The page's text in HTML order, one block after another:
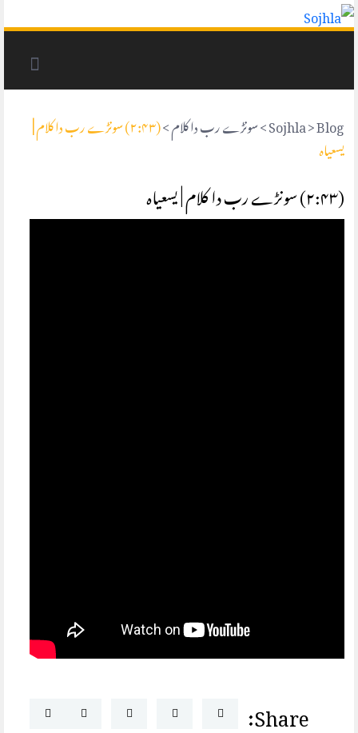
Sojhla>Blog
>سونڑے رب دا کلام> (۲:۴۳) سونڑے رب دا کلام |
یسعیاہ
(۲:۴۳) سونڑے رب دا کلام | یسعیاہ
Share: